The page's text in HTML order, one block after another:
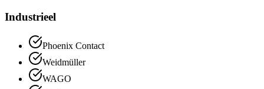
Industrieel
Phoenix Contact
Weidmüller
WAGO